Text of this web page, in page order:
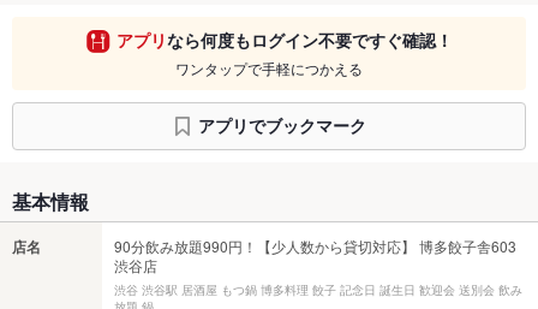
アプリなら何度もログイン不要ですぐ確認！
ワンタップで手軽につかえる
アプリでブックマーク
基本情報
店名
90分飲み放題990円！【少人数から貸切対応】 博多餃子舎603
渋谷店
渋谷 渋谷駅 居酒屋 もつ鍋 博多料理 餃子 記念日 誕生日 歓迎会 送別会 飲み